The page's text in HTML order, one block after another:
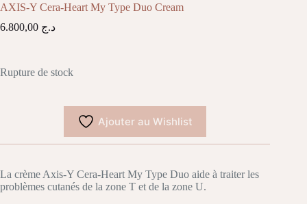
AXIS-Y Cera-Heart My Type Duo Cream
د.ج
Rupture de stock
Ajouter au Wishlist
La crème Axis-Y Cera-Heart My Type Duo aide à traiter les
problèmes cutanés de la zone T et de la zone U.